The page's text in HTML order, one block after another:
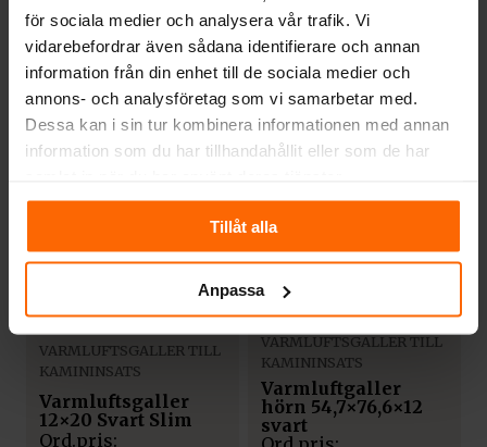
för sociala medier och analysera vår trafik. Vi
vidarebefordrar även sådana identifierare och annan
information från din enhet till de sociala medier och
annons- och analysföretag som vi samarbetar med.
Dessa kan i sin tur kombinera informationen med annan
information som du har tillhandahållit eller som de har
Tillåt alla
Anpassa
VARMLUFTSGALLER TILL
VARMLUFTSGALLER TILL
KAMININSATS
Varmluftsgaller
VARMLUFTSGALLER TILL
KAMININSATS
Varmluftsgaller
12×20 Svart Slim
VARMLUFTSGALLER TILL
KAMININSATS
Varmluftgaller
hörn 54,7×76,6×12
svart